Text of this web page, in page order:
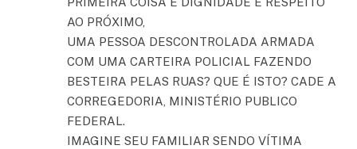
AO PRÓXIMO,
UMA PESSOA DESCONTROLADA ARMADA
COM UMA CARTEIRA POLICIAL FAZENDO
BESTEIRA PELAS RUAS? QUE É ISTO? CADE A
CORREGEDORIA, MINISTÉRIO PUBLICO
FEDERAL.
IMAGINE SEU FAMILIAR SENDO VÍTIMA